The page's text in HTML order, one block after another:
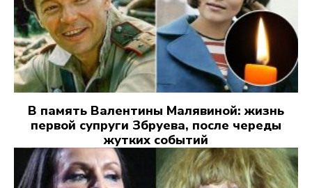
В память Валентины Малявиной: жизнь
первой супруги Збруева, после череды
жутких событий